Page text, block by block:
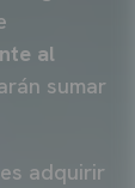
al
sumar
adquirir